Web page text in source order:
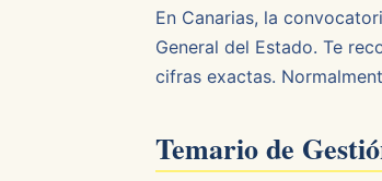
En Canarias, la
General del Estado. Te
cifras exactas.
Temario de